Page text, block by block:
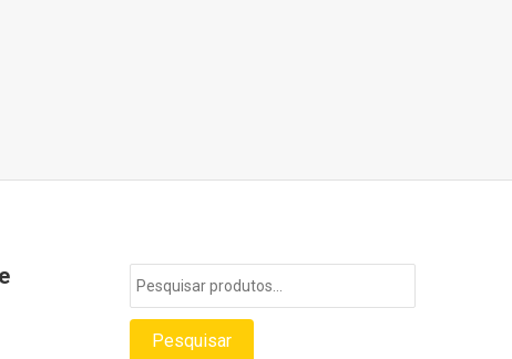
Pesquisar
Pesquisar